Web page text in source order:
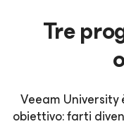
Tre
Veeam
obiettivo: farti